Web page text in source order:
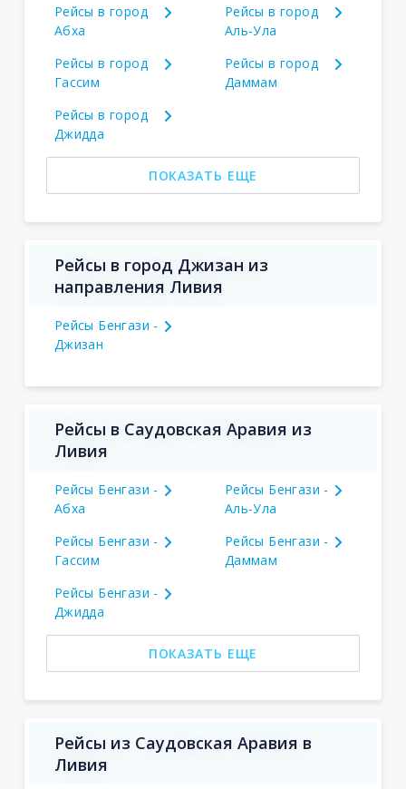
Рейсы в город
Абха
Рейсы в город
Аль-Ула
Рейсы в город
Гассим
Рейсы в город
Даммам
Рейсы в город
Джидда
ПОКАЗАТЬ ЕЩЕ
Рейсы в город Джизан из
направления Ливия
Рейсы Бенгази -
Джизан
Рейсы в Саудовская Аравия из
Ливия
Рейсы Бенгази -
Абха
Рейсы Бенгази -
Аль-Ула
Рейсы Бенгази -
Гассим
Рейсы Бенгази -
Даммам
Рейсы Бенгази -
Джидда
ПОКАЗАТЬ ЕЩЕ
Рейсы из Саудовская Аравия в
Ливия